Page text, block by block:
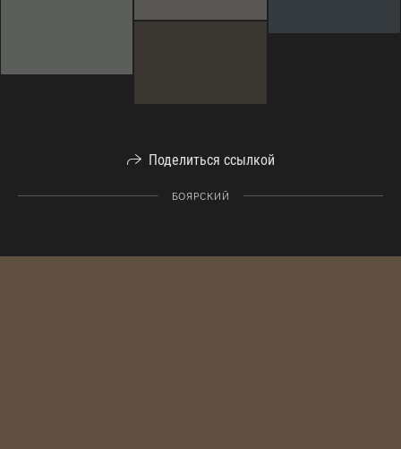
Поделиться ссылкой
БОЯРСКИЙ